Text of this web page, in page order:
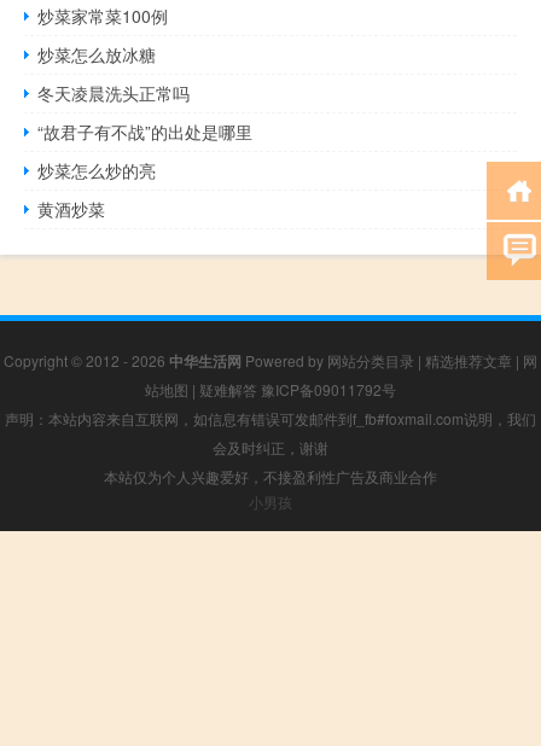
炒菜家常菜100例
炒菜怎么放冰糖
冬天凌晨洗头正常吗
“故君子有不战”的出处是哪里
炒菜怎么炒的亮
黄酒炒菜
Copyright © 2012 - 2026 中华生活网 Powered by 网站分类目录 | 精选推荐文章 | 网
站地图 | 疑难解答 豫ICP备09011792号
声明：本站内容来自互联网，如信息有错误可发邮件到f_fb#foxmail.com说明，我们
会及时纠正，谢谢
本站仅为个人兴趣爱好，不接盈利性广告及商业合作
小男孩